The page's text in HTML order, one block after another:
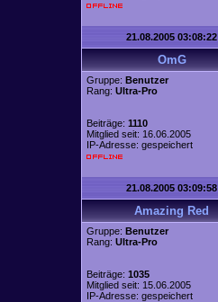
21.08.2005 03:08:22
OmG
Gruppe: Benutzer
Rang: Ultra-Pro
Beiträge: 1110
Mitglied seit: 16.06.2005
IP-Adresse: gespeichert
21.08.2005 03:09:58
Amazing Red
Gruppe: Benutzer
Rang: Ultra-Pro
Beiträge: 1035
Mitglied seit: 15.06.2005
IP-Adresse: gespeichert